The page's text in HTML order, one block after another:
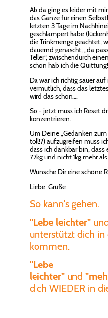
Ab da ging es leider mit
das Ganze für einen
letzten 3 Tage im
geschlampert habe
die Trinkmenge geachtet,
dauernd genascht, „da
Teller“, zwischendurch
schon hab ich die
Da war ich richtig sauer
vermutlich, dass das
wird das schon….
So - jetzt muss ich Reset
konzentrieren.
Um Deine „Gedanken
toll!?) aufzugreifen muss
dass ich dankbar bin, dass
77kg und nicht 1kg mehr
Wünsche Dir eine schöne
Liebe Grüße
So kann's gehen.
"Lebe leichter" und
unterstützt dich in
kommen.
"Lebe
leichter" und
dich WIEDER in